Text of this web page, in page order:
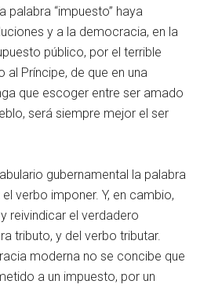
palabra “impuesto” haya
y a la democracia, en la
público, por el terrible
al Príncipe, de que en una
que escoger entre ser amado
será siempre mejor el ser
gubernamental la palabra
verbo imponer. Y, en cambio,
reivindicar el verdadero
tributo, y del verbo tributar.
moderna no se concibe que
a un impuesto, por un